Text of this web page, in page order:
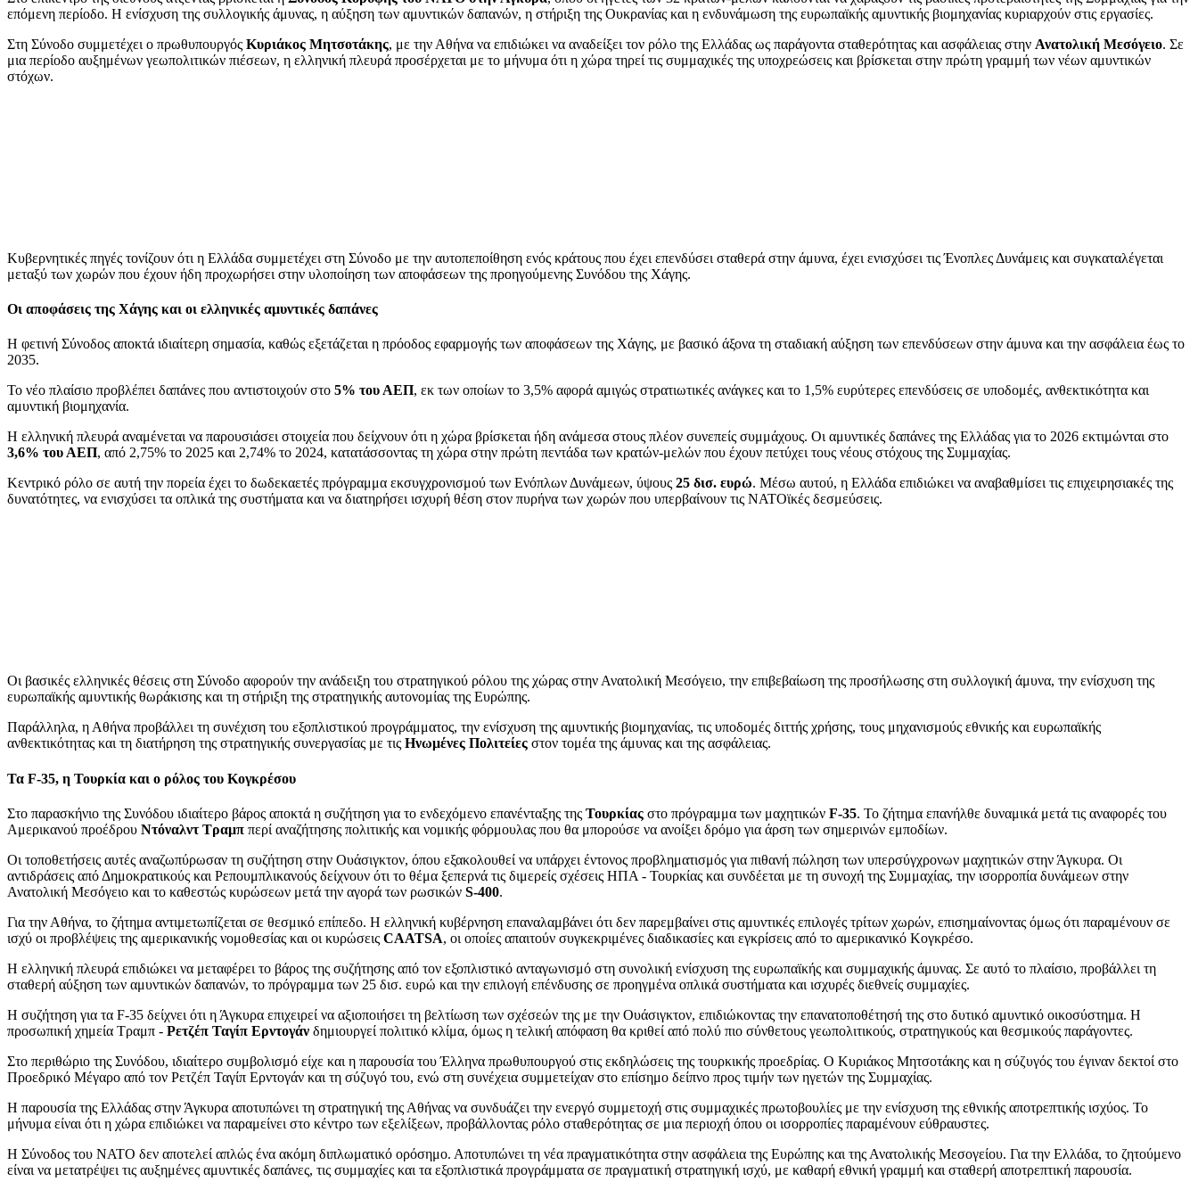
επόμενη περίοδο. Η ενίσχυση της συλλογικής άμυνας, η αύξηση των αμυντικών δαπανών, η στήριξη της Ουκρανίας και η ενδυνάμωση της ευρωπαϊκής αμυντικής βιομηχανίας κυριαρχούν στις εργασίες.
Στη Σύνοδο συμμετέχει ο πρωθυπουργός Κυριάκος Μητσοτάκης, με την Αθήνα να επιδιώκει να αναδείξει τον ρόλο της Ελλάδας ως παράγοντα σταθερότητας και ασφάλειας στην Ανατολική Μεσόγειο. Σε
μια περίοδο αυξημένων γεωπολιτικών πιέσεων, η ελληνική πλευρά προσέρχεται με το μήνυμα ότι η χώρα τηρεί τις συμμαχικές της υποχρεώσεις και βρίσκεται στην πρώτη γραμμή των νέων αμυντικών
στόχων.
Κυβερνητικές πηγές τονίζουν ότι η Ελλάδα συμμετέχει στη Σύνοδο με την αυτοπεποίθηση ενός κράτους που έχει επενδύσει σταθερά στην άμυνα, έχει ενισχύσει τις Ένοπλες Δυνάμεις και συγκαταλέγεται
μεταξύ των χωρών που έχουν ήδη προχωρήσει στην υλοποίηση των αποφάσεων της προηγούμενης Συνόδου της Χάγης.
Οι αποφάσεις της Χάγης και οι ελληνικές αμυντικές δαπάνες
Η φετινή Σύνοδος αποκτά ιδιαίτερη σημασία, καθώς εξετάζεται η πρόοδος εφαρμογής των αποφάσεων της Χάγης, με βασικό άξονα τη σταδιακή αύξηση των επενδύσεων στην άμυνα και την ασφάλεια έως το
2035.
Το νέο πλαίσιο προβλέπει δαπάνες που αντιστοιχούν στο 5% του ΑΕΠ, εκ των οποίων το 3,5% αφορά αμιγώς στρατιωτικές ανάγκες και το 1,5% ευρύτερες επενδύσεις σε υποδομές, ανθεκτικότητα και
αμυντική βιομηχανία.
Η ελληνική πλευρά αναμένεται να παρουσιάσει στοιχεία που δείχνουν ότι η χώρα βρίσκεται ήδη ανάμεσα στους πλέον συνεπείς συμμάχους. Οι αμυντικές δαπάνες της Ελλάδας για το 2026 εκτιμώνται στο
3,6% του ΑΕΠ, από 2,75% το 2025 και 2,74% το 2024, κατατάσσοντας τη χώρα στην πρώτη πεντάδα των κρατών-μελών που έχουν πετύχει τους νέους στόχους της Συμμαχίας.
Κεντρικό ρόλο σε αυτή την πορεία έχει το δωδεκαετές πρόγραμμα εκσυγχρονισμού των Ενόπλων Δυνάμεων, ύψους 25 δισ. ευρώ. Μέσω αυτού, η Ελλάδα επιδιώκει να αναβαθμίσει τις επιχειρησιακές της
δυνατότητες, να ενισχύσει τα οπλικά της συστήματα και να διατηρήσει ισχυρή θέση στον πυρήνα των χωρών που υπερβαίνουν τις ΝΑΤΟϊκές δεσμεύσεις.
Οι βασικές ελληνικές θέσεις στη Σύνοδο αφορούν την ανάδειξη του στρατηγικού ρόλου της χώρας στην Ανατολική Μεσόγειο, την επιβεβαίωση της προσήλωσης στη συλλογική άμυνα, την ενίσχυση της
ευρωπαϊκής αμυντικής θωράκισης και τη στήριξη της στρατηγικής αυτονομίας της Ευρώπης.
Παράλληλα, η Αθήνα προβάλλει τη συνέχιση του εξοπλιστικού προγράμματος, την ενίσχυση της αμυντικής βιομηχανίας, τις υποδομές διττής χρήσης, τους μηχανισμούς εθνικής και ευρωπαϊκής
ανθεκτικότητας και τη διατήρηση της στρατηγικής συνεργασίας με τις Ηνωμένες Πολιτείες στον τομέα της άμυνας και της ασφάλειας.
Τα F-35, η Τουρκία και ο ρόλος του Κογκρέσου
Στο παρασκήνιο της Συνόδου ιδιαίτερο βάρος αποκτά η συζήτηση για το ενδεχόμενο επανένταξης της Τουρκίας στο πρόγραμμα των μαχητικών F-35. Το ζήτημα επανήλθε δυναμικά μετά τις αναφορές του
Αμερικανού προέδρου Ντόναλντ Τραμπ περί αναζήτησης πολιτικής και νομικής φόρμουλας που θα μπορούσε να ανοίξει δρόμο για άρση των σημερινών εμποδίων.
Οι τοποθετήσεις αυτές αναζωπύρωσαν τη συζήτηση στην Ουάσιγκτον, όπου εξακολουθεί να υπάρχει έντονος προβληματισμός για πιθανή πώληση των υπερσύγχρονων μαχητικών στην Άγκυρα. Οι
αντιδράσεις από Δημοκρατικούς και Ρεπουμπλικανούς δείχνουν ότι το θέμα ξεπερνά τις διμερείς σχέσεις ΗΠΑ - Τουρκίας και συνδέεται με τη συνοχή της Συμμαχίας, την ισορροπία δυνάμεων στην
Ανατολική Μεσόγειο και το καθεστώς κυρώσεων μετά την αγορά των ρωσικών S-400.
Για την Αθήνα, το ζήτημα αντιμετωπίζεται σε θεσμικό επίπεδο. Η ελληνική κυβέρνηση επαναλαμβάνει ότι δεν παρεμβαίνει στις αμυντικές επιλογές τρίτων χωρών, επισημαίνοντας όμως ότι παραμένουν σε
ισχύ οι προβλέψεις της αμερικανικής νομοθεσίας και οι κυρώσεις CAATSA, οι οποίες απαιτούν συγκεκριμένες διαδικασίες και εγκρίσεις από το αμερικανικό Κογκρέσο.
Η ελληνική πλευρά επιδιώκει να μεταφέρει το βάρος της συζήτησης από τον εξοπλιστικό ανταγωνισμό στη συνολική ενίσχυση της ευρωπαϊκής και συμμαχικής άμυνας. Σε αυτό το πλαίσιο, προβάλλει τη
σταθερή αύξηση των αμυντικών δαπανών, το πρόγραμμα των 25 δισ. ευρώ και την επιλογή επένδυσης σε προηγμένα οπλικά συστήματα και ισχυρές διεθνείς συμμαχίες.
Η συζήτηση για τα F-35 δείχνει ότι η Άγκυρα επιχειρεί να αξιοποιήσει τη βελτίωση των σχέσεών της με την Ουάσιγκτον, επιδιώκοντας την επανατοποθέτησή της στο δυτικό αμυντικό οικοσύστημα. Η
προσωπική χημεία Τραμπ - Ρετζέπ Ταγίπ Ερντογάν δημιουργεί πολιτικό κλίμα, όμως η τελική απόφαση θα κριθεί από πολύ πιο σύνθετους γεωπολιτικούς, στρατηγικούς και θεσμικούς παράγοντες.
Στο περιθώριο της Συνόδου, ιδιαίτερο συμβολισμό είχε και η παρουσία του Έλληνα πρωθυπουργού στις εκδηλώσεις της τουρκικής προεδρίας. Ο Κυριάκος Μητσοτάκης και η σύζυγός του έγιναν δεκτοί στο
Προεδρικό Μέγαρο από τον Ρετζέπ Ταγίπ Ερντογάν και τη σύζυγό του, ενώ στη συνέχεια συμμετείχαν στο επίσημο δείπνο προς τιμήν των ηγετών της Συμμαχίας.
Η παρουσία της Ελλάδας στην Άγκυρα αποτυπώνει τη στρατηγική της Αθήνας να συνδυάζει την ενεργό συμμετοχή στις συμμαχικές πρωτοβουλίες με την ενίσχυση της εθνικής αποτρεπτικής ισχύος. Το
μήνυμα είναι ότι η χώρα επιδιώκει να παραμείνει στο κέντρο των εξελίξεων, προβάλλοντας ρόλο σταθερότητας σε μια περιοχή όπου οι ισορροπίες παραμένουν εύθραυστες.
Η Σύνοδος του ΝΑΤΟ δεν αποτελεί απλώς ένα ακόμη διπλωματικό ορόσημο. Αποτυπώνει τη νέα πραγματικότητα στην ασφάλεια της Ευρώπης και της Ανατολικής Μεσογείου. Για την Ελλάδα, το ζητούμενο
είναι να μετατρέψει τις αυξημένες αμυντικές δαπάνες, τις συμμαχίες και τα εξοπλιστικά προγράμματα σε πραγματική στρατηγική ισχύ, με καθαρή εθνική γραμμή και σταθερή αποτρεπτική παρουσία.